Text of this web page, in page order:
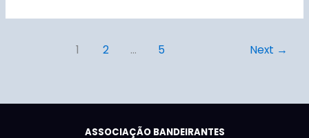
1 2 … 5 Next →
ASSOCIAÇÃO BANDEIRANTES